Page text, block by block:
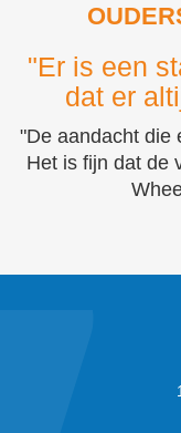
"Er is een
dat er
"De aandacht die
Het is fijn dat de